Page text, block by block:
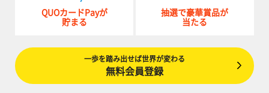
QUOカードPayが
貯まる
抽選で豪華賞品が
当たる
一歩を踏み出せば世界が変わる
無料会員登録